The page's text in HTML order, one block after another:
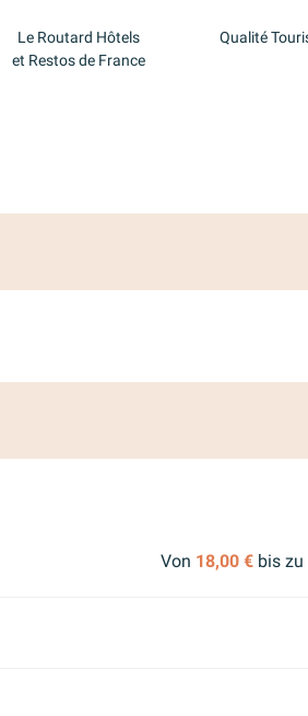
Le Routard Hôtels
et Restos de France
Qualité
Von 18,00 € bis zu